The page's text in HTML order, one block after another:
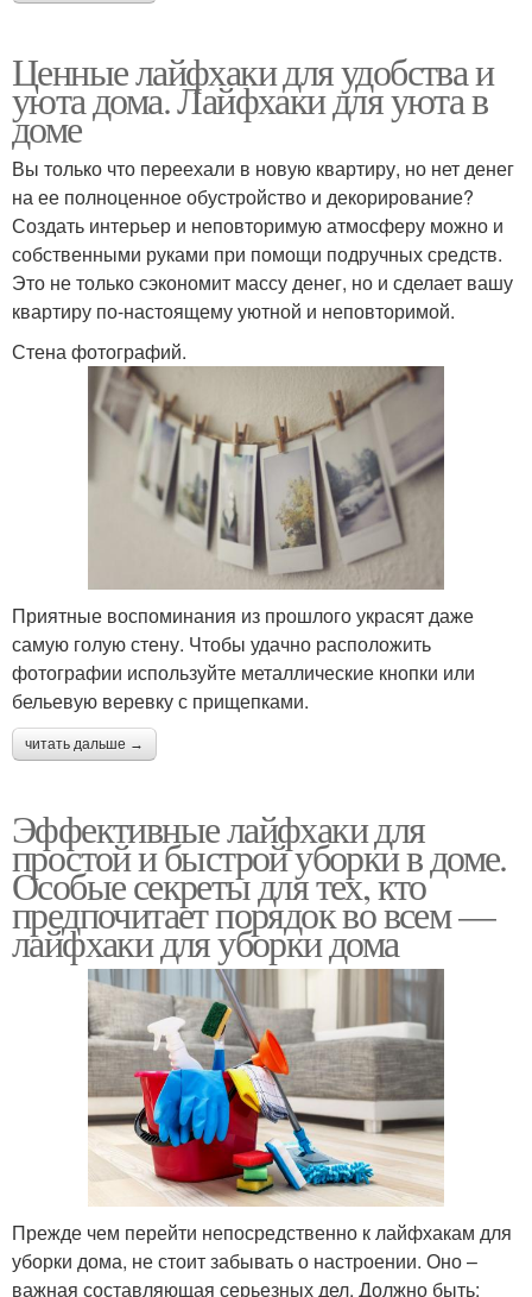
Ценные лайфхаки для удобства и
уюта дома. Лайфхаки для уюта в
доме
Вы только что переехали в новую квартиру, но нет денег
на ее полноценное обустройство и декорирование?
Создать интерьер и неповторимую атмосферу можно и
собственными руками при помощи подручных средств.
Это не только сэкономит массу денег, но и сделает вашу
квартиру по-настоящему уютной и неповторимой.
Стена фотографий.
Приятные воспоминания из прошлого украсят даже
самую голую стену. Чтобы удачно расположить
фотографии используйте металлические кнопки или
бельевую веревку с прищепками.
читать дальше →
Эффективные лайфхаки для
простой и быстрой уборки в доме.
Особые секреты для тех, кто
предпочитает порядок во всем —
лайфхаки для уборки дома
Прежде чем перейти непосредственно к лайфхакам для
уборки дома, не стоит забывать о настроении. Оно –
важная составляющая серьезных дел. Должно быть: